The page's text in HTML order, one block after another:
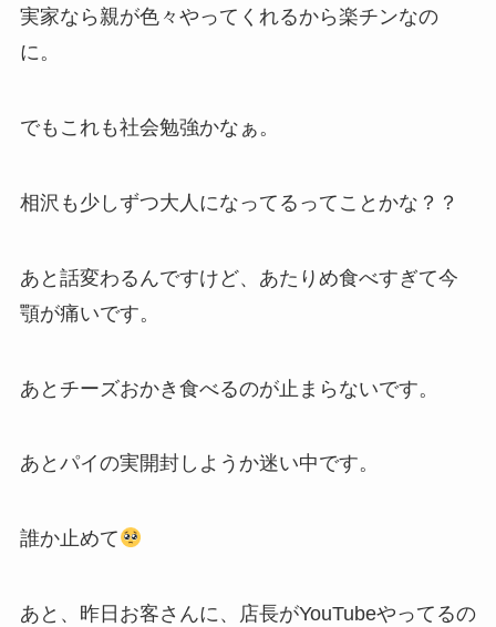
実家なら親が色々やってくれるから楽チンなの
に。
でもこれも社会勉強かなぁ。
相沢も少しずつ大人になってるってことかな？？
あと話変わるんですけど、あたりめ食べすぎて今
顎が痛いです。
あとチーズおかき食べるのが止まらないです。
あとパイの実開封しようか迷い中です。
誰か止めて
あと、昨日お客さんに、店長がYouTubeやってるの